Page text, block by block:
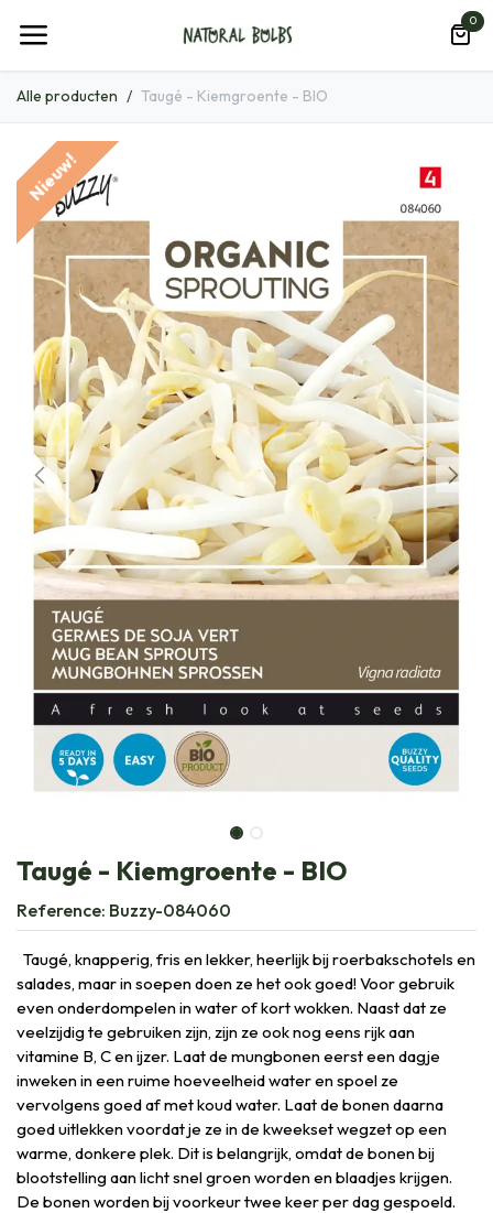
0
Alle producten Taugé - Kiemgroente - BIO
Nieuw!
Taugé - Kiemgroente - BIO
Reference: Buzzy-084060
Taugé, knapperig, fris en lekker, heerlijk bij roerbakschotels en
salades, maar in soepen doen ze het ook goed! Voor gebruik
even onderdompelen in water of kort wokken. Naast dat ze
veelzijdig te gebruiken zijn, zijn ze ook nog eens rijk aan
vitamine B, C en ijzer. Laat de mungbonen eerst een dagje
inweken in een ruime hoeveelheid water en spoel ze
vervolgens goed af met koud water. Laat de bonen daarna
goed uitlekken voordat je ze in de kweekset wegzet op een
warme, donkere plek. Dit is belangrijk, omdat de bonen bij
blootstelling aan licht snel groen worden en blaadjes krijgen.
De bonen worden bij voorkeur twee keer per dag gespoeld.